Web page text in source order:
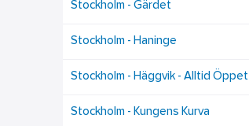
Stockholm - Gärdet
Stockholm - Haninge
Stockholm - Häggvik - Alltid Öppet
Stockholm - Kungens Kurva